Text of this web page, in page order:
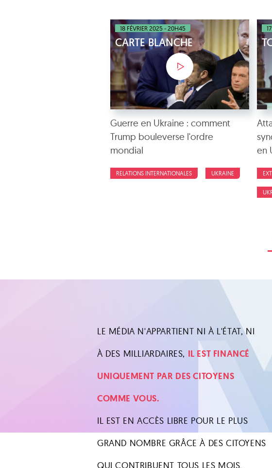
18 FÉVRIER 2025 - 20H45
CARTE BLANCHE
Guerre en Ukraine : comment
Trump bouleverse l'ordre
mondial
RELATIONS INTERNATIONALES UKRAINE
en
LE MÉDIA N'APPARTIENT NI À L'ÉTAT, NI
À DES MILLIARDAIRES, IL EST FINANCÉ
UNIQUEMENT PAR DES CITOYENS
COMME VOUS.
IL EST EN ACCÈS LIBRE POUR LE PLUS
GRAND NOMBRE GRÂCE À DES CITOYENS
QUI CONTRIBUENT TOUS LES MOIS.